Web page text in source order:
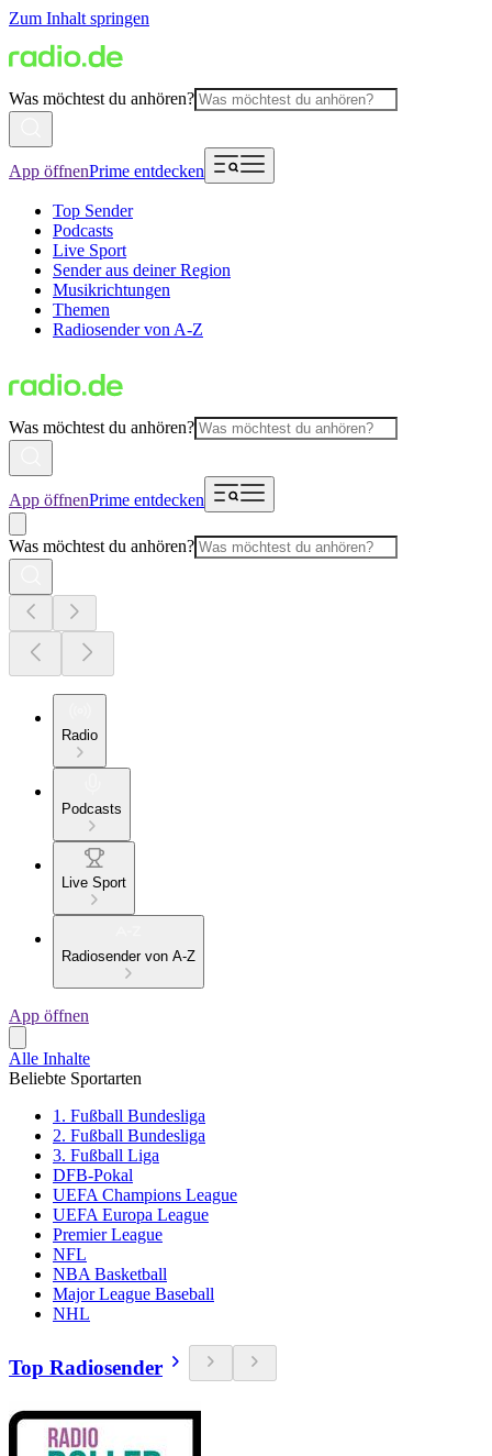
Zum Inhalt springen
Was möchtest du anhören?
App öffnenPrime entdecken
Top Sender
Podcasts
Live Sport
Sender aus deiner Region
Musikrichtungen
Themen
Radiosender von A-Z
Was möchtest du anhören?
App öffnenPrime entdecken
Was möchtest du anhören?
Radio
Podcasts
Live Sport
Radiosender von A-Z
App öffnen
Alle Inhalte
Beliebte Sportarten
1. Fußball Bundesliga
2. Fußball Bundesliga
3. Fußball Liga
DFB-Pokal
UEFA Champions League
UEFA Europa League
Premier League
NFL
NBA Basketball
Major League Baseball
NHL
Top Radiosender